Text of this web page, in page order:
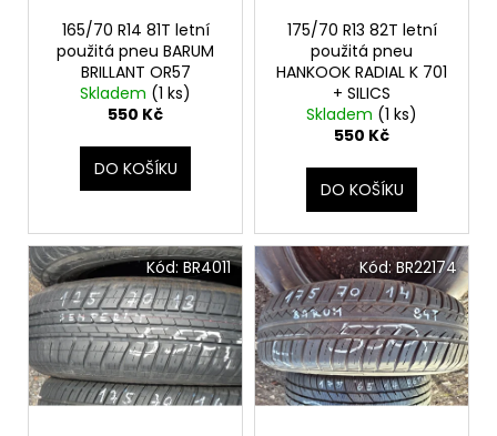
165/70 R14 81T letní
použitá pneu BARUM
BRILLANT OR57
Skladem (1 ks)
550 Kč
DO KOŠÍKU
175/70 R13 82T letní
použitá pneu
HANKOOK RADIAL K 701
+ SILICS
Skladem (1 ks)
550 Kč
DO KOŠÍKU
Kód:BR4011 Kód:BR22174
HLEDAT
D
o
p